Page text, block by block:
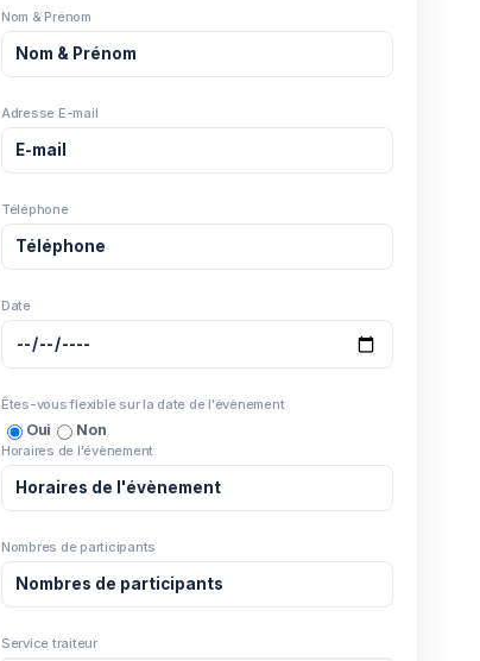
Nom & Prénom
Adresse E-mail
Téléphone
Date
Êtes-vous flexible sur la date de l'évènement
Oui Non
Horaires de l'évènement
Nombres de participants
Service traiteur